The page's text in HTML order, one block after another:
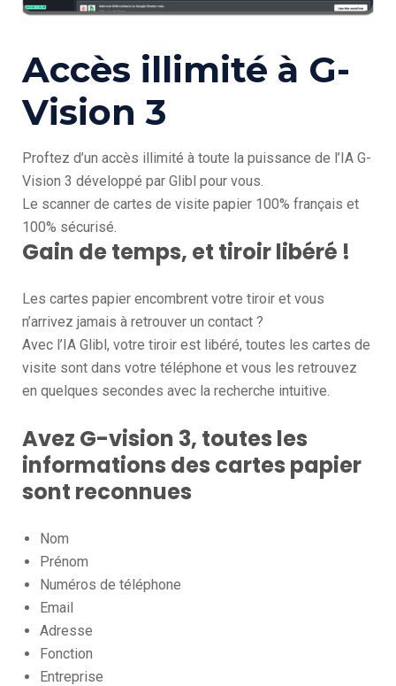
Accès illimité à G-
Vision 3
Proftez d’un accès illimité à toute la puissance de l’IA G-
Vision 3 développé par Glibl pour vous.
Le scanner de cartes de visite papier 100% français et
100% sécurisé.
Gain de temps, et tiroir libéré !
Les cartes papier encombrent votre tiroir et vous
n’arrivez jamais à retrouver un contact ?
Avec l’IA Glibl, votre tiroir est libéré, toutes les cartes de
visite sont dans votre téléphone et vous les retrouvez
en quelques secondes avec la recherche intuitive.
Avez G-vision 3, toutes les
informations des cartes papier
sont reconnues
Nom
Prénom
Numéros de téléphone
Email
Adresse
Fonction
Entreprise